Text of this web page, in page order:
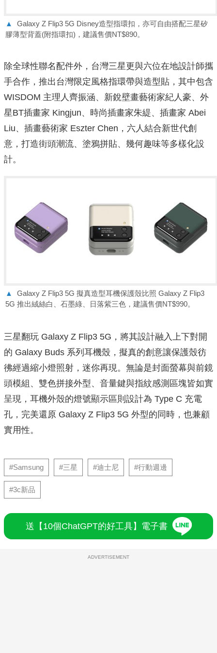
▲
Galaxy Z Flip3 5G Disney造型指環扣，亦可自由搭配三星矽
膠薄型背蓋(附指環扣)，建議售價NT$890。
除全球性聯名配件外，台灣三星更與六位在地設計師攜
手合作， 推出台灣限定風格指環帶與造型貼，其中包含
WISDOM 主理人齊振涵、新銳壁畫藝術家紀人豪、外
星BT插畫家 Kingjun、時尚插畫家朱緹、插畫家 Abei
Liu、插畫藝術家 Eszter Chen，六人結合新世代創
意，打造街頭潮流、塗鴉拼貼、 幾何趣味等多樣化設
計。
▲
Galaxy Z Flip3 5G 擬真造型耳機保護殼比照 Galaxy Z Flip3
5G 推出絨絲白、石墨綠、日落紫三色，建議售價NT$990。
三星翻玩 Galaxy Z Flip3 5G，將其設計融入上下對開
的 Galaxy Buds 系列耳機殼，擬真的創意讓保護殼彷
彿經過縮小燈照射， 迷你再現。無論是封面螢幕與前鏡
頭模組、雙色拼接外型、 音量鍵與指紋感測區塊皆如實
呈現，耳機外殼的燈號顯示區則設計為 Type C 充電
孔，完美還原 Galaxy Z Flip3 5G 外型的同時，也兼顧
實用性。
#Samsung #三星 #迪士尼 #行動週邊
#3c新品
送【10個ChatGPT的好工具】電子書
ADVERTISEMENT